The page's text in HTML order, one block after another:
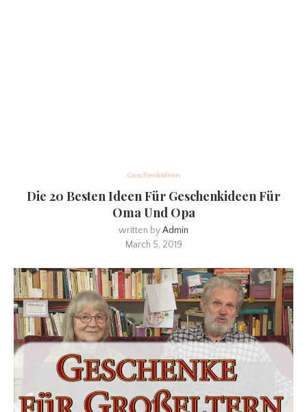
Geschenkideen
Die 20 Besten Ideen Für Geschenkideen Für
Oma Und Opa
written byAdmin
March 5, 2019